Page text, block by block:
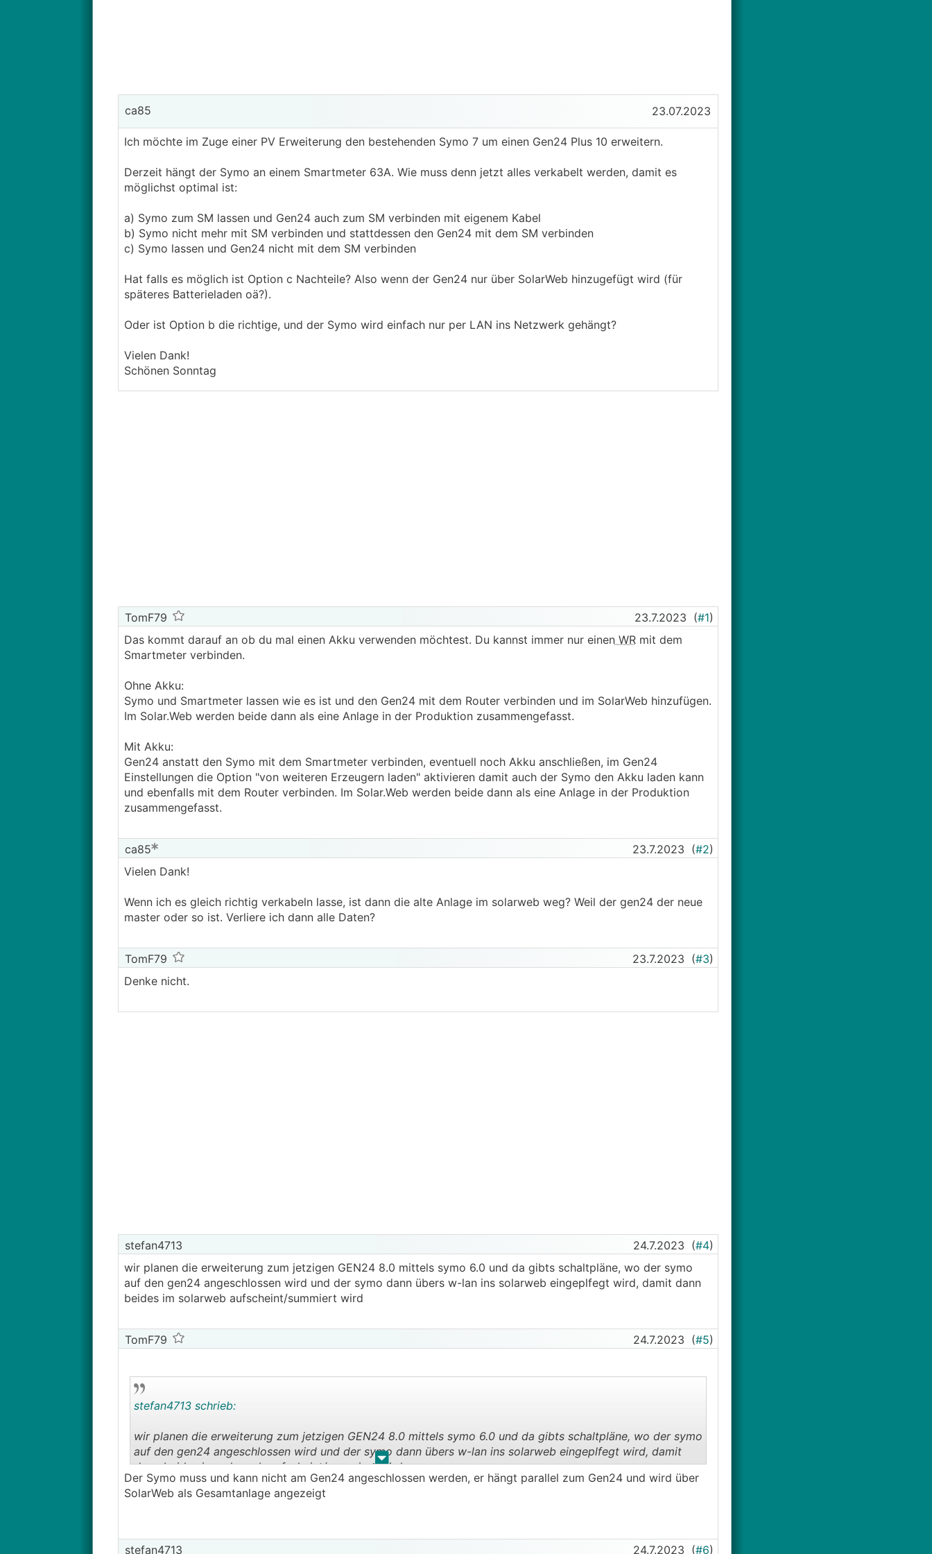
ca85 23.07.2023
Ich möchte im Zuge einer PV Erweiterung den bestehenden Symo 7 um einen Gen24 Plus 10 erweitern.
Derzeit hängt der Symo an einem Smartmeter 63A. Wie muss denn jetzt alles verkabelt werden, damit es
möglichst optimal ist:
a) Symo zum SM lassen und Gen24 auch zum SM verbinden mit eigenem Kabel
b) Symo nicht mehr mit SM verbinden und stattdessen den Gen24 mit dem SM verbinden
c) Symo lassen und Gen24 nicht mit dem SM verbinden
Hat falls es möglich ist Option c Nachteile? Also wenn der Gen24 nur über SolarWeb hinzugefügt wird (für
späteres Batterieladen oä?).
Oder ist Option b die richtige, und der Symo wird einfach nur per LAN ins Netzwerk gehängt?
Vielen Dank!
Schönen Sonntag
TomF79 23.7.2023 (#1)
Das kommt darauf an ob du mal einen Akku verwenden möchtest. Du kannst immer nur einenWRmit dem
Smartmeter verbinden.
Ohne Akku:
Symo und Smartmeter lassen wie es ist und den Gen24 mit dem Router verbinden und im SolarWeb hinzufügen.
Im Solar.Web werden beide dann als eine Anlage in der Produktion zusammengefasst.
Mit Akku:
Gen24 anstatt den Symo mit dem Smartmeter verbinden, eventuell noch Akku anschließen, im Gen24
Einstellungen die Option "von weiteren Erzeugern laden" aktivieren damit auch der Symo den Akku laden kann
und ebenfalls mit dem Router verbinden. Im Solar.Web werden beide dann als eine Anlage in der Produktion
zusammengefasst.
ca85 23.7.2023 (#2)
Vielen Dank!
Wenn ich es gleich richtig verkabeln lasse, ist dann die alte Anlage im solarweb weg? Weil der gen24 der neue
master oder so ist. Verliere ich dann alle Daten?
TomF79 23.7.2023 (#3)
Denke nicht.
stefan4713 24.7.2023 (#4)
wir planen die erweiterung zum jetzigen GEN24 8.0 mittels symo 6.0 und da gibts schaltpläne, wo der symo
auf den gen24 angeschlossen wird und der symo dann übers w-lan ins solarweb eingeplfegt wird, damit dann
beides im solarweb aufscheint/summiert wird
TomF79 24.7.2023 (#5)
. .
stefan4713 schrieb:
wir planen die erweiterung zum jetzigen GEN24 8.0 mittels symo 6.0 und da gibts schaltpläne, wo der symo
auf den gen24 angeschlossen wird und der symo dann übers w-lan ins solarweb eingeplfegt wird, damit
dann beides im solarweb aufscheint/summiert wird
Der Symo muss und kann nicht am Gen24 angeschlossen werden, er hängt parallel zum Gen24 und wird über
SolarWeb als Gesamtanlage angezeigt
stefan4713 24.7.2023 (#6)